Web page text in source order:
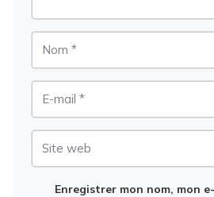
Enregistrer mon nom, mon